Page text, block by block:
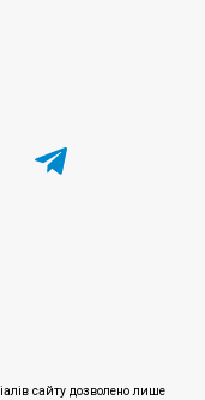
сайту дозволено лише